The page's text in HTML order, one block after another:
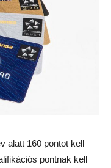
alatt 160 pontot kell
pontnak kell